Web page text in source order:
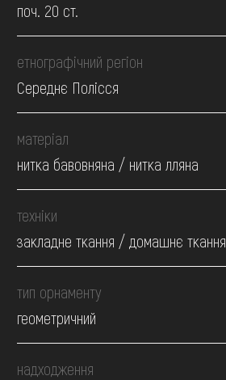
поч. 20 ст.
етнографічний регіон
Середнє Полісся
матеріал
нитка бавовняна / нитка лляна
техніки
закладне ткання / домашнє ткання
тип орнаменту
геометричний
надходження